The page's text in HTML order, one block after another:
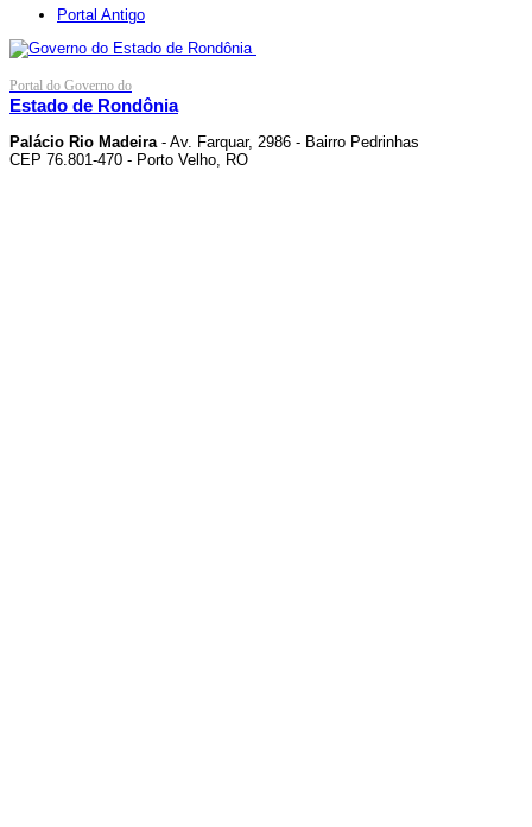
Portal Antigo
Portal do Governo do
Estado de Rondônia
Palácio Rio Madeira - Av. Farquar, 2986 - Bairro Pedrinhas
CEP 76.801-470 - Porto Velho, RO